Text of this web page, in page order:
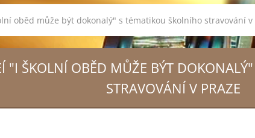
oběd může být dokonalý" s tématikou školního stravování v
"I ŠKOLNÍ OBĚD MŮŽE BÝT
STRAVOVÁNÍ V PRAZE